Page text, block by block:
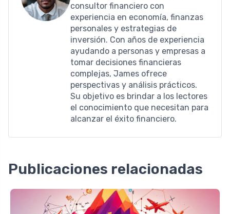
consultor financiero con
experiencia en economía, finanzas
personales y estrategias de
inversión. Con años de experiencia
ayudando a personas y empresas a
tomar decisiones financieras
complejas, James ofrece
perspectivas y análisis prácticos.
Su objetivo es brindar a los lectores
el conocimiento que necesitan para
alcanzar el éxito financiero.
Publicaciones relacionadas